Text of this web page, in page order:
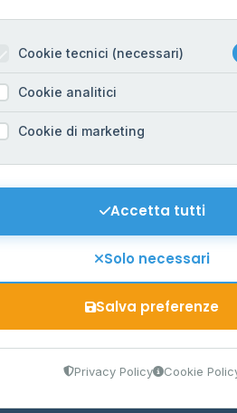
Per gestori
Informazioni legali
Privacy Policy
Cookie Policy
Mappa del sito
Contattaci
Cookie tecnici (necessari)
Cookie analitici
Cookie di marketing
Accetta tutti
Solo necessari
Salva preferenze
Privacy Policy Cookie